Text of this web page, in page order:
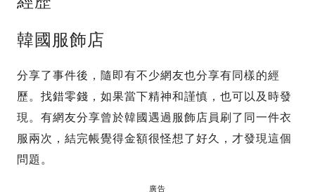
韓國服飾店
分享了事件後，隨即有不少網友也分享有同樣的經
歷。找錯零錢，如果當下精神和謹慎，也可以及時發
現。有網友分享曾於韓國遇過服飾店員刷了同一件衣
服兩次，結完帳覺得金額很怪想了好久，才發現這個
問題。
廣告